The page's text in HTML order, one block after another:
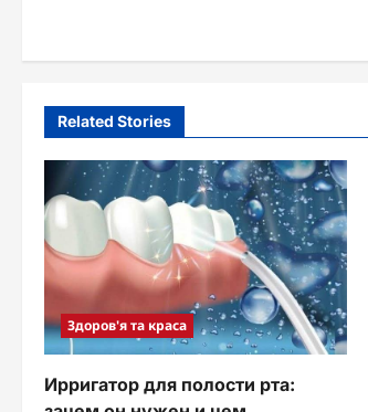
v
i
g
a
t
i
o
Related Stories
Здоров'я та краса
Ирригатор для полости рта: